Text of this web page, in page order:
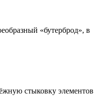
«бутерброд», в
стыковку элементов